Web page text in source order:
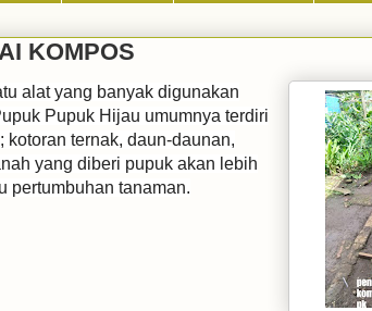
KOMPOS
alat yang banyak digunakan
Pupuk Hijau umumnya terdiri
ternak, daun-daunan,
yang diberi pupuk akan lebih
pertumbuhan tanaman.